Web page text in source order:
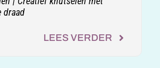
draad
LEES VERDER